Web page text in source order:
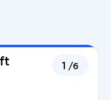
1 /6